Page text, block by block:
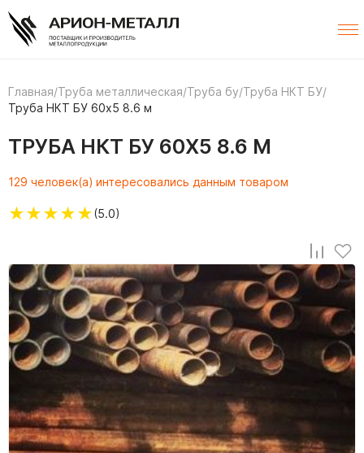
Главная/Труба металлическая/Труба бу/Труба НКТ БУ/
Труба НКТ БУ 60х5 8.6 м
ТРУБА НКТ БУ 60Х5 8.6 М
129 человек(а) интересовались данным товаром
★★★★★(5.0)